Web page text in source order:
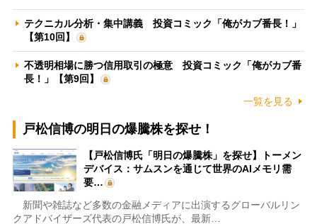
テクニカル分析・集中講義 投資コミック「俺がカブ番長！」
【第10回】
不透明相場に勝つ信用取引の極意 投資コミック「俺がカブ番
長！」【第9回】
一覧を見る
戸松信博の明日の爆騰株を探せ！
【戸松信博氏「明日の爆騰株」を探せ】トーメン
デバイス：サムスンを通じて世界のAIメモリ需
要…
新聞や雑誌など多数の金融メディアに出演するグローバルリン
クアドバイザーズ代表の戸松信博氏が、最新…